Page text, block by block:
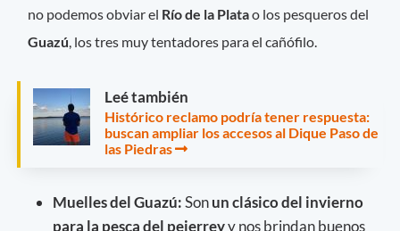
no podemos obviar el Río de la Platao los pesqueros del
Guazú , los tres muy tentadores para el cañófilo.
Leé también
Histórico reclamo podría tener respuesta:
buscan ampliar los accesos al Dique Paso de
las Piedras
Muelles del Guazú:Sonun clásico del invierno
para la pesca del pejerreyy nos brindan buenos